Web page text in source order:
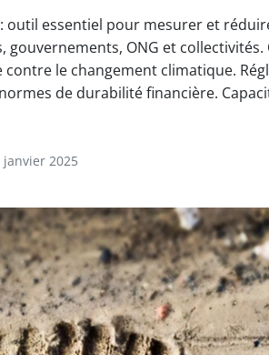
: outil essentiel pour mesurer et
gouvernements, ONG et
le changement climatique.
de durabilité financière.
janvier 2025